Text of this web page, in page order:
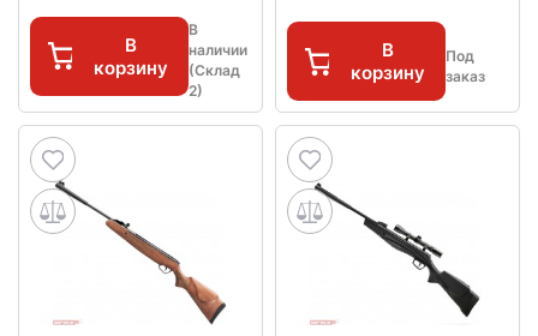
В
корзину
В
наличии
(Склад
2)
В
корзину
Под
заказ